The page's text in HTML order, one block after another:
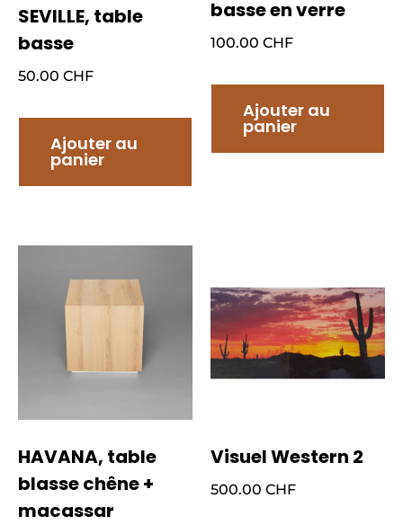
SEVILLE, table
basse
50.00 CHF
Ajouter au
panier
basse en verre
100.00 CHF
Ajouter au
panier
HAVANA, table
blasse chêne +
macassar
Visuel Western 2
500.00 CHF